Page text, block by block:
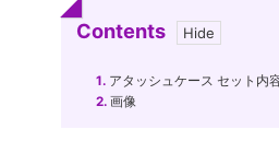
Contents
1.アタッシュケース セット内
2.画像